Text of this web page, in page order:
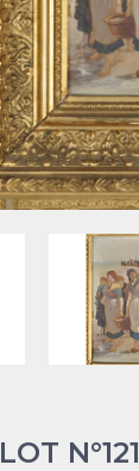
LOT N°121